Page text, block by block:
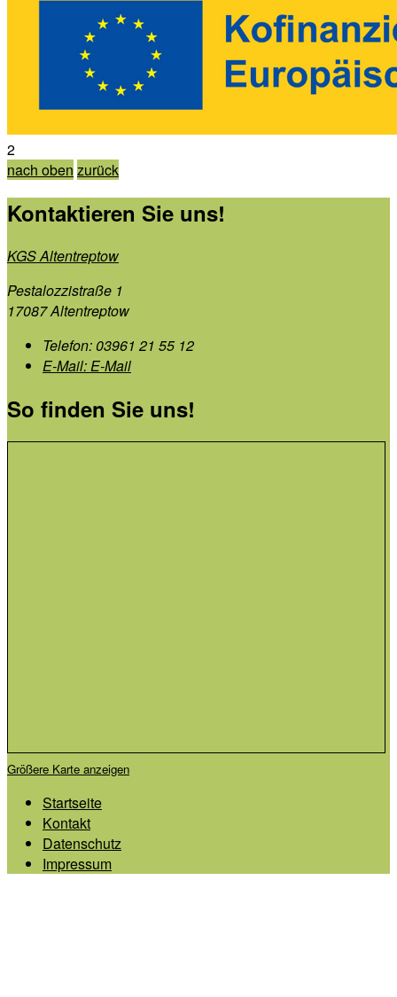
2
nach oben zurück
Kontaktieren Sie uns!
KGS Altentreptow
Pestalozzistraße 1
17087 Altentreptow
Telefon:03961 21 55 12
E-Mail:E-Mail
So finden Sie uns!
Größere Karte anzeigen
Startseite
Kontakt
Datenschutz
Impressum